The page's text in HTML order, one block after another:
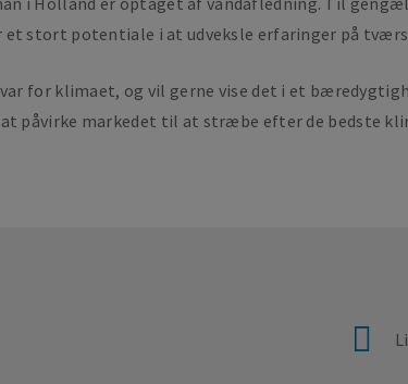
et stort potentiale i at udveksle erfaringer på
for klimaet, og vil gerne vise det i et
at påvirke markedet til at stræbe efter de bedste